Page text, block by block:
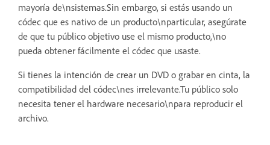
mayoría de\nsistemas.Sin embargo, si estás usando un
códec que es nativo de un producto\nparticular, asegúrate
de que tu público objetivo use el mismo producto,\no
pueda obtener fácilmente el códec que usaste.
Si tienes la intención de crear un DVD o grabar en cinta, la
compatibilidad del códec\nes irrelevante.Tu público solo
necesita tener el hardware necesario\npara reproducir el
archivo.